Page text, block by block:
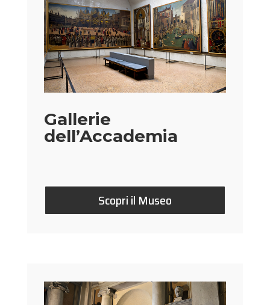
Gallerie
dell’Accademia
Scopri il Museo